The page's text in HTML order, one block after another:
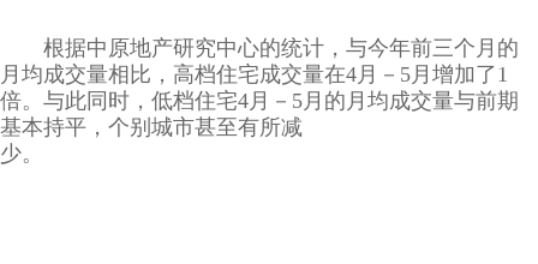
根据中原地产研究中心的统计，与今年前三个月的
月均成交量相比，高档住宅成交量在4月－5月增加了1
倍。与此同时，低档住宅4月－5月的月均成交量与前期
基本持平，个别城市甚至有所减
少。